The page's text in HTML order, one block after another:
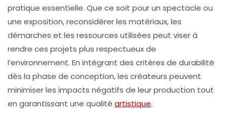
pratique essentielle. Que ce soit pour un spectacle ou
une exposition, reconsidérer les matériaux, les
démarches et les ressources utilisées peut viser à
rendre ces projets plus respectueux de
l’environnement. En intégrant des critères de durabilité
dès la phase de conception, les créateurs peuvent
minimiser les impacts négatifs de leur production tout
en garantissant une qualité artistique.